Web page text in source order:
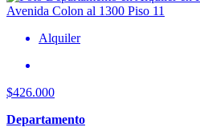
Alquiler
$426.000
Departamento